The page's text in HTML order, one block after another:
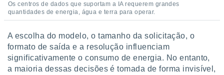
Os centros de dados que suportam a IA requerem grandes
quantidades de energia, água e terra para operar.
A escolha do modelo, o tamanho da solicitação, o
formato de saída e a resolução influenciam
significativamente o consumo de energia. No entanto,
a maioria dessas decisões é tomada de forma invisível,